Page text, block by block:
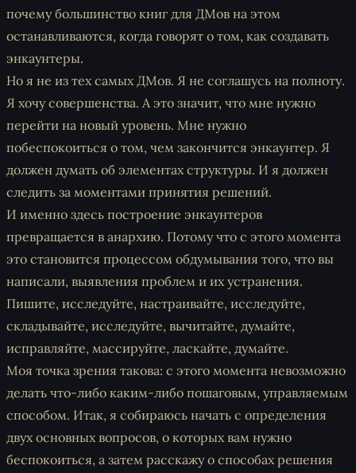
почему большинство книг для ДМов на этом
останавливаются, когда говорят о том, как создавать
энкаунтеры.
Но я не из тех самых ДМов. Я не соглашусь на полноту.
Я хочу совершенства. А это значит, что мне нужно
перейти на новый уровень. Мне нужно
побеспокоиться о том, чем закончится энкаунтер. Я
должен думать об элементах структуры. И я должен
следить за моментами принятия решений.
И именно здесь построение энкаунтеров
превращается в анархию. Потому что с этого момента
это становится процессом обдумывания того, что вы
написали, выявления проблем и их устранения.
Пишите, исследуйте, настраивайте, исследуйте,
складывайте, исследуйте, вычитайте, думайте,
исправляйте, массируйте, ласкайте, думайте.
Моя точка зрения такова: с этого момента невозможно
делать что-либо каким-либо пошаговым, управляемым
способом. Итак, я собираюсь начать с определения
двух основных вопросов, о которых вам нужно
беспокоиться, а затем расскажу о способах решения